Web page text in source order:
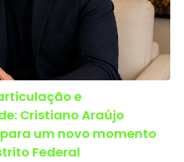
e
Cristiano Araújo
um novo momento
Federal